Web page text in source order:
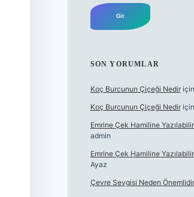
SON YORUMLAR
Koç Burcunun Çiçeği Nediriçin
Koç Burcunun Çiçeği Nediriçin
Emrine Çek Hamiline
admin
Emrine Çek Hamiline
Ayaz
Çevre Sevgisi Neden Önemlidir